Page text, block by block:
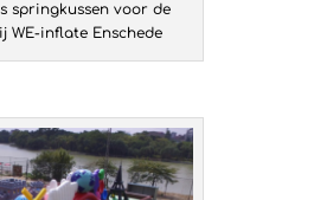
springkussen voor de
WE-inflate Enschede